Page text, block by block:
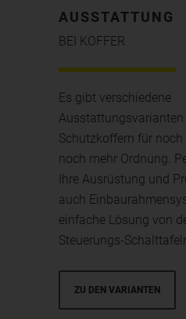
AUSSTATTUNG
BEI KOFFER
Es gibt verschiedene
Ausstattungsvarianten
Schutzkoffern für
noch mehr Ordnung.
Ihre Ausrüstung und
auch
einfache Lösung von
Steuerungs-
ZU DEN VARIANTEN